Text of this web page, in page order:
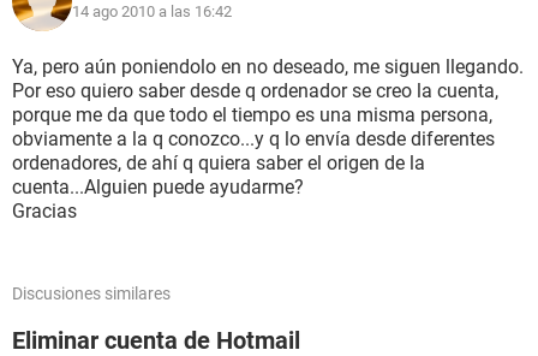
14 ago 2010 a las 16:42
Ya, pero aún poniendolo en no deseado, me siguen llegando.
Por eso quiero saber desde q ordenador se creo la cuenta,
porque me da que todo el tiempo es una misma persona,
obviamente a la q conozco...y q lo envía desde diferentes
ordenadores, de ahí q quiera saber el origen de la
cuenta...Alguien puede ayudarme?
Gracias
Discusiones similares
Eliminar cuenta de Hotmail